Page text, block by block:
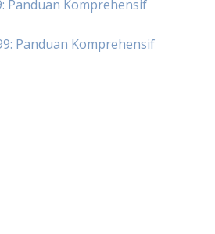
Panduan Komprehensif
Panduan Komprehensif